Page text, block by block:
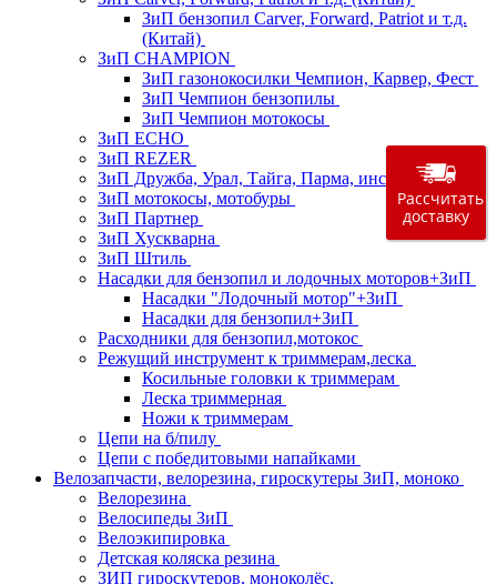
ЗиП бензопил Carver, Forward, Patriot и т.д.
(Китай)
ЗиП CHAMPION
ЗиП газонокосилки Чемпион, Карвер, Фест
ЗиП Чемпион бензопилы
ЗиП Чемпион мотокосы
ЗиП ECHO
ЗиП REZER
ЗиП Дружба, Урал, Тайга, Парма, инструмент
ЗиП мотокосы, мотобуры
ЗиП Партнер
ЗиП Хускварна
ЗиП Штиль
Насадки для бензопил и лодочных моторов+ЗиП
Насадки "Лодочный мотор"+ЗиП
Насадки для бензопил+ЗиП
Расходники для бензопил,мотокос
Режущий инструмент к триммерам,леска
Косильные головки к триммерам
Леска триммерная
Ножи к триммерам
Цепи на б/пилу
Цепи с победитовыми напайками
Велозапчасти, велорезина, гироскутеры ЗиП, моноко
Велорезина
Велосипеды ЗиП
Велоэкипировка
Детская коляска резина
ЗИП гироскутеров, моноколёс,
Рассчитать
доставку